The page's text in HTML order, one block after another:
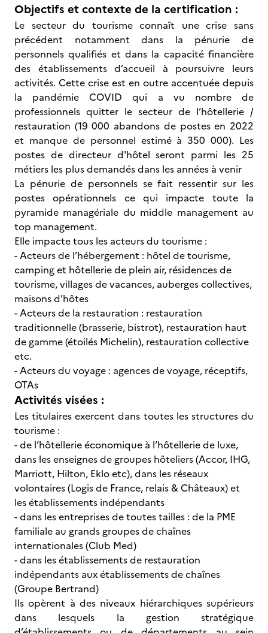
Objectifs et contexte de la certification :
Le secteur du tourisme connaît une crise sans
précédent notamment dans la pénurie de
personnels qualifiés et dans la capacité financière
des établissements d’accueil à poursuivre leurs
activités. Cette crise est en outre accentuée depuis
la pandémie COVID qui a vu nombre de
professionnels quitter le secteur de l’hôtellerie /
restauration (19 000 abandons de postes en 2022
et manque de personnel estimé à 350 000). Les
postes de directeur d'hôtel seront parmi les 25
métiers les plus demandés dans les années à venir
La pénurie de personnels se fait ressentir sur les
postes opérationnels ce qui impacte toute la
pyramide managériale du middle management au
top management.
Elle impacte tous les acteurs du tourisme :
- Acteurs de l’hébergement : hôtel de tourisme,
camping et hôtellerie de plein air, résidences de
tourisme, villages de vacances, auberges collectives,
maisons d’hôtes
- Acteurs de la restauration : restauration
traditionnelle (brasserie, bistrot), restauration haut
de gamme (étoilés Michelin), restauration collective
etc.
- Acteurs du voyage : agences de voyage, réceptifs,
OTAs
Activités visées :
Les titulaires exercent dans toutes les structures du
tourisme :
- de l’hôtellerie économique à l’hôtellerie de luxe,
dans les enseignes de groupes hôteliers (Accor, IHG,
Marriott, Hilton, Eklo etc), dans les réseaux
volontaires (Logis de France, relais & Châteaux) et
les établissements indépendants
- dans les entreprises de toutes tailles : de la PME
familiale au grands groupes de chaînes
internationales (Club Med)
- dans les établissements de restauration
indépendants aux établissements de chaînes
(Groupe Bertrand)
Ils opèrent à des niveaux hiérarchiques supérieurs
dans lesquels la gestion stratégique